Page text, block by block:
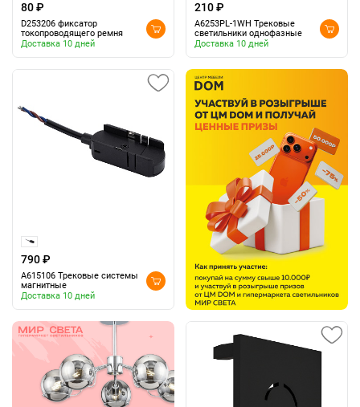
80 ₽
D253206 фиксатор
токопроводящего ремня
Доставка 10 дней
210 ₽
A6253PL-1WH Трековые
светильники однофазные
Доставка 10 дней
790 ₽
A615106 Трековые системы
магнитные
Доставка 10 дней